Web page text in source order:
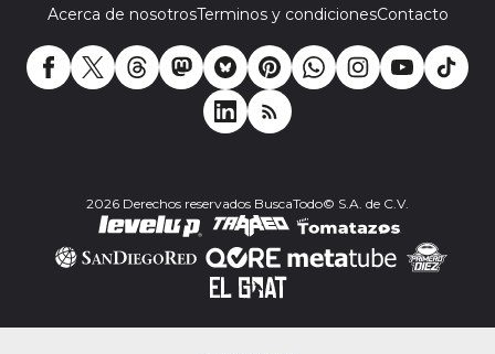
Acerca de nosotrosTerminos y condicionesContacto
2026 Derechos reservados BuscaTodo© S.A. de C.V.